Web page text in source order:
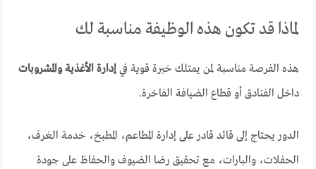
لماذا قد تكون هذه الوظيفة مناسبة لك
هذه الفرصة مناسبة لمن يمتلك خبرة قوية فيإدارة الأغذية والمشروبات
داخل الفنادق أو قطاع الضيافة الفاخرة.
الدور يحتاج إلى قائد قادر على إدارة المطاعم، المطبخ، خدمة الغرف،
الحفلات، والبارات، مع تحقيق رضا الضيوف والحفاظ على جودة